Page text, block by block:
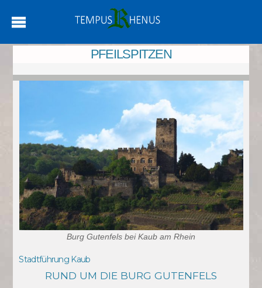
PFEILSPITZEN
Burg Gutenfels bei Kaub am Rhein
Stadtführung Kaub
RUND UM DIE BURG GUTENFELS